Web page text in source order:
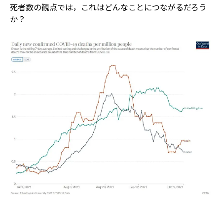
死者数の観点では，これはどんなことにつながるだろう
か？